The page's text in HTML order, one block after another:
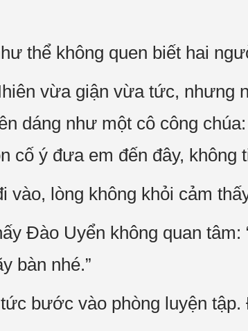
thể không quen biết hai
vừa giận vừa tức, nhưng
dáng như một cô công
cố ý đưa em đến đây, không
lòng không khỏi cảm
Đào Uyển không quan tâm:
bàn nhé.”
bước vào phòng luyện